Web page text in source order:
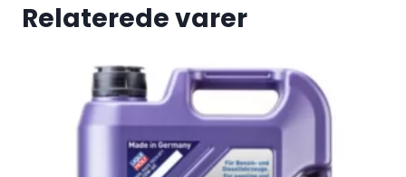
Relaterede varer